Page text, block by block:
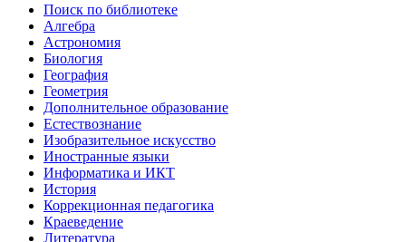
Поиск по библиотеке
Алгебра
Астрономия
Биология
География
Геометрия
Дополнительное образование
Естествознание
Изобразительное искусство
Иностранные языки
Информатика и ИКТ
История
Коррекционная педагогика
Краеведение
Литература